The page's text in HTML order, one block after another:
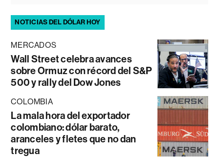
NOTICIAS DEL DÓLAR HOY
MERCADOS
Wall Street celebra avances
sobre Ormuz con récord del S&P
500 y rally del Dow Jones
COLOMBIA
La mala hora del exportador
colombiano: dólar barato,
aranceles y fletes que no dan
tregua